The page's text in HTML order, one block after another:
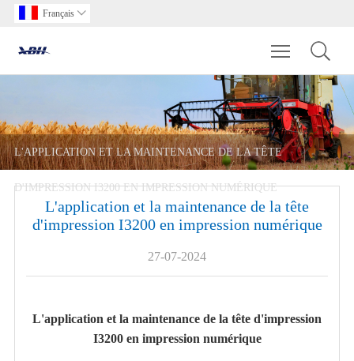
Français 
Toggle
L'APPLICATION ET LA MAINTENANCE DE LA TÊTE
D'IMPRESSION I3200 EN IMPRESSION NUMÉRIQUE
L'application et la maintenance de la tête
d'impression I3200 en impression numérique
27-07-2024
L'application et la maintenance de la tête d'impression
I3200 en impression numérique